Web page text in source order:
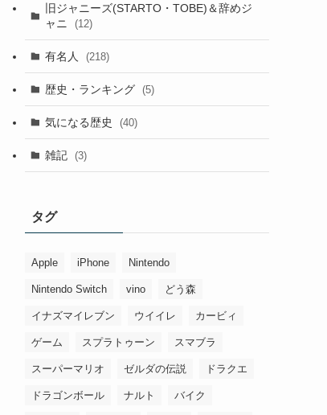
旧ジャニーズ(STARTO・TOBE)＆辞めジ
ャニ
(12)
有名人 (218)
歴史・ランキング (5)
気になる歴史 (40)
雑記 (3)
タグ
Apple iPhone Nintendo
Nintendo Switch vino どう森
イナズマイレブン ウイイレ カービィ
ゲーム スプラトゥーン スマブラ
スーパーマリオ ゼルダの伝説 ドラクエ
ドラゴンボール ナルト バイク